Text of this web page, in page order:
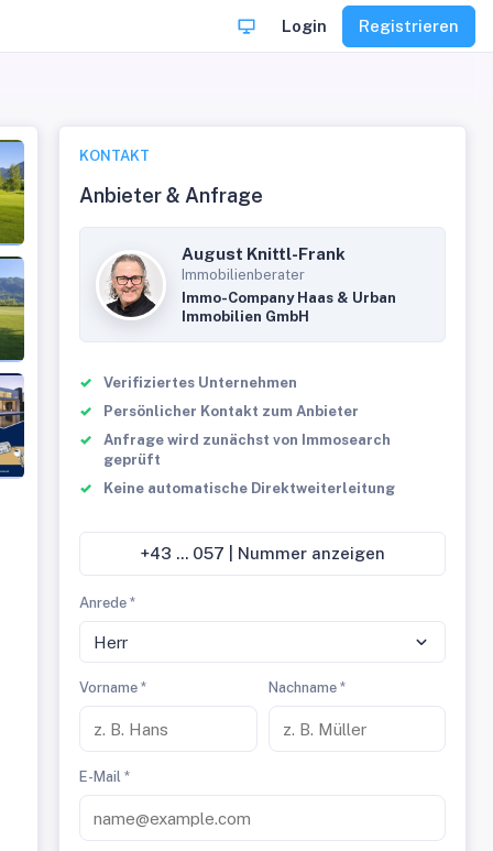
Login Registrieren
KONTAKT
Anbieter & Anfrage
August Knittl-Frank
Immobilienberater
Immo-Company Haas & Urban
Immobilien GmbH
Verifiziertes Unternehmen
Persönlicher Kontakt zum Anbieter
Anfrage wird zunächst von Immosearch
geprüft
Keine automatische Direktweiterleitung
+43 ... 057 | Nummer anzeigen
Anrede *
Herr
Vorname * Nachname *
E-Mail *